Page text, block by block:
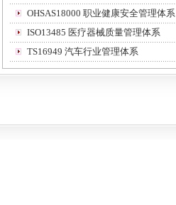
OHSAS18000 职业健康安全管理体系
ISO13485 医疗器械质量管理体系
TS16949 汽车行业管理体系